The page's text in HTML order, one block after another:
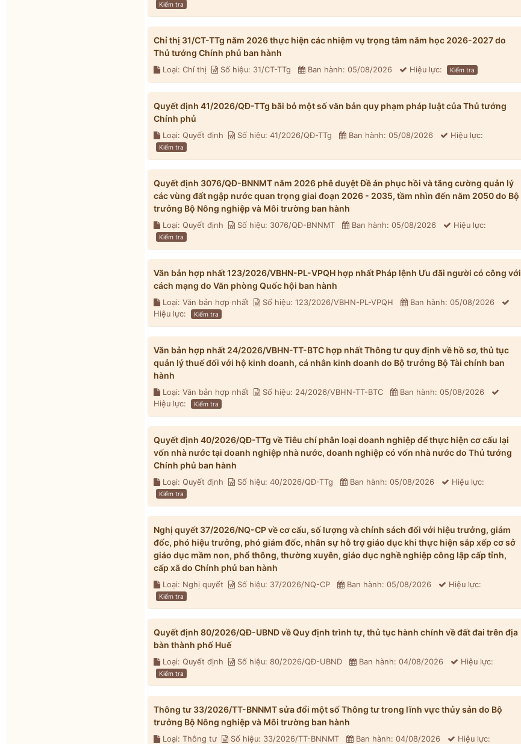
Kiểm tra
Chỉ thị 31/CT-TTg năm 2026 thực hiện các nhiệm vụ trọng tâm năm học 2026-2027 do
Thủ tướng Chính phủ ban hành
Loại: Chỉ thị Số hiệu: 31/CT-TTg Ban hành: 05/08/2026 Hiệu lực: Kiểm tra
Quyết định 41/2026/QĐ-TTg bãi bỏ một số văn bản quy phạm pháp luật của Thủ tướng
Chính phủ
Loại: Quyết định Số hiệu: 41/2026/QĐ-TTg Ban hành: 05/08/2026 Hiệu lực:
Kiểm tra
Quyết định 3076/QĐ-BNNMT năm 2026 phê duyệt Đề án phục hồi và tăng cường quản lý
các vùng đất ngập nước quan trọng giai đoạn 2026 - 2035, tầm nhìn đến năm 2050 do Bộ
trưởng Bộ Nông nghiệp và Môi trường ban hành
Loại: Quyết định Số hiệu: 3076/QĐ-BNNMT Ban hành: 05/08/2026 Hiệu lực:
Kiểm tra
Văn bản hợp nhất 123/2026/VBHN-PL-VPQH hợp nhất Pháp lệnh Ưu đãi người có công với
cách mạng do Văn phòng Quốc hội ban hành
Loại: Văn bản hợp nhất Số hiệu: 123/2026/VBHN-PL-VPQH
Ban hành: 05/08/2026
Hiệu lực:
Kiểm tra
Văn bản hợp nhất 24/2026/VBHN-TT-BTC hợp nhất Thông tư quy định về hồ sơ, thủ tục
quản lý thuế đối với hộ kinh doanh, cá nhân kinh doanh do Bộ trưởng Bộ Tài chính ban
hành
Loại: Văn bản hợp nhất Số hiệu: 24/2026/VBHN-TT-BTC
Ban hành: 05/08/2026
Hiệu lực:
Kiểm tra
Quyết định 40/2026/QĐ-TTg về Tiêu chí phân loại doanh nghiệp để thực hiện cơ cấu lại
vốn nhà nước tại doanh nghiệp nhà nước, doanh nghiệp có vốn nhà nước do Thủ tướng
Chính phủ ban hành
Loại: Quyết định Số hiệu: 40/2026/QĐ-TTg Ban hành: 05/08/2026 Hiệu lực:
Kiểm tra
Nghị quyết 37/2026/NQ-CP về cơ cấu, số lượng và chính sách đối với hiệu trưởng, giám
đốc, phó hiệu trưởng, phó giám đốc, nhân sự hỗ trợ giáo dục khi thực hiện sắp xếp cơ sở
giáo dục mầm non, phổ thông, thường xuyên, giáo dục nghề nghiệp công lập cấp tỉnh,
cấp xã do Chính phủ ban hành
Loại: Nghị quyết Số hiệu: 37/2026/NQ-CP Ban hành: 05/08/2026 Hiệu lực:
Kiểm tra
Quyết định 80/2026/QĐ-UBND về Quy định trình tự, thủ tục hành chính về đất đai trên địa
bàn thành phố Huế
Loại: Quyết định Số hiệu: 80/2026/QĐ-UBND Ban hành: 04/08/2026 Hiệu lực:
Kiểm tra
Thông tư 33/2026/TT-BNNMT sửa đổi một số Thông tư trong lĩnh vực thủy sản do Bộ
trưởng Bộ Nông nghiệp và Môi trường ban hành
Loại: Thông tư Số hiệu: 33/2026/TT-BNNMT Ban hành: 04/08/2026 Hiệu lực: